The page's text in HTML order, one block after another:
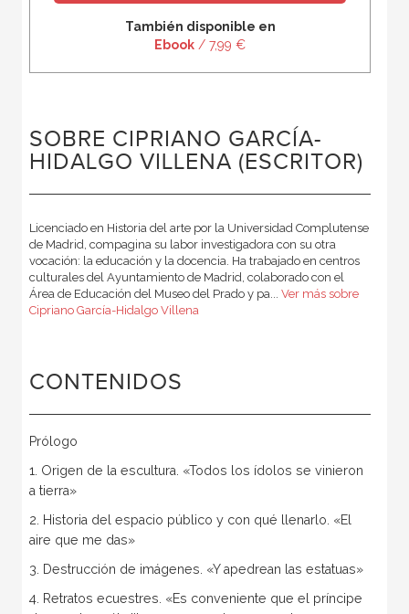
También disponible en
Ebook / 7,99 €
SOBRE CIPRIANO GARCÍA-
HIDALGO VILLENA (ESCRITOR)
Licenciado en Historia del arte por la Universidad Complutense
de Madrid, compagina su labor investigadora con su otra
vocación: la educación y la docencia. Ha trabajado en centros
culturales del Ayuntamiento de Madrid, colaborado con el
Área de Educación del Museo del Prado y pa... Ver más sobre
Cipriano García-Hidalgo Villena
CONTENIDOS
Prólogo
1. Origen de la escultura. «Todos los ídolos se vinieron
a tierra»
2. Historia del espacio público y con qué llenarlo. «El
aire que me das»
3. Destrucción de imágenes. «Y apedrean las estatuas»
4. Retratos ecuestres. «Es conveniente que el príncipe